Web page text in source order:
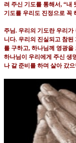
려 주신 기도를 통해서, “내
기도를 우리도 진정으로 꼭
주님. 우리의 기도란 우리가
니다. 우리의 진실되고 참된
를 구하고, 하나님께 영광을
하나님이 우리에게 주신 생
나 갈 준비를 하며 살아 갔